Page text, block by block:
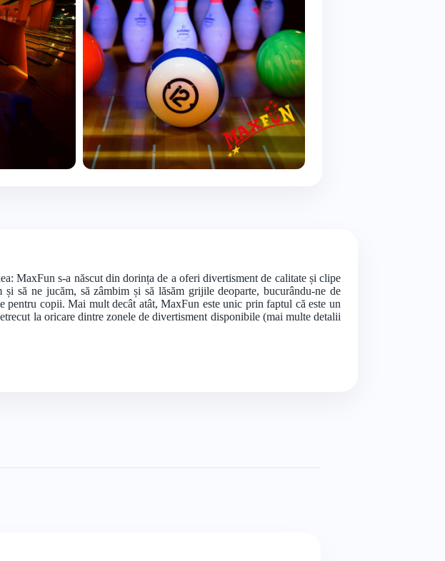
MaxFun s-a născut din dorința de a oferi divertisment de calitate și clipe
să ne jucăm, să zâmbim și să lăsăm grijile deoparte, bucurându-ne de
copii. Mai mult decât atât, MaxFun este unic prin faptul că este un
la oricare dintre zonele de divertisment disponibile (mai multe detalii